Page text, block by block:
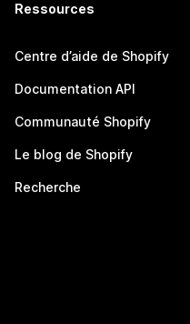
Ressources
Centre d’aide de Shopify
Documentation API
Communauté Shopify
Le blog de Shopify
Recherche